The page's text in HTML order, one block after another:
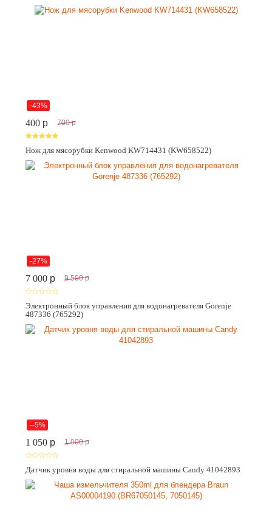
-43%
400 p 700 p
Нож для мясорубки Kenwood KW714431 (KW658522)
-27%
7 000 p 9 500 p
Электронный блок управления для водонагревателя Gorenje
487336 (765292)
--5%
1 050 p 1 000 p
Датчик уровня воды для стиральной машины Candy 41042893